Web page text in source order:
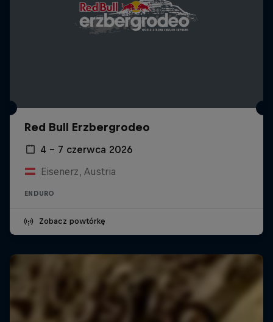
Red Bull Erzbergrodeo
4 – 7 czerwca 2026
Eisenerz, Austria
ENDURO
Zobacz powtórkę